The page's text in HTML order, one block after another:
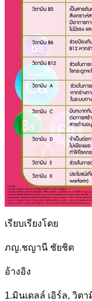
เรียบเรียงโดย
ภญ.ชญานี ชัยชิต
อ้างอิง
1.มินเดลล์ เอิร์ล, วิต